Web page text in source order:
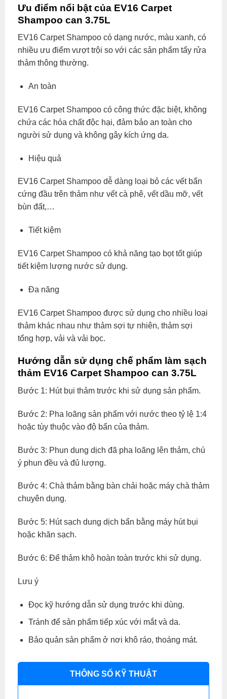
Ưu điểm nổi bật của EV16 Carpet
Shampoo can 3.75L
EV16 Carpet Shampoo có dạng nước, màu xanh, có
nhiều ưu điểm vượt trội so với các sản phẩm tẩy rửa
thảm thông thường.
An toàn
EV16 Carpet Shampoo có công thức đặc biệt, không
chứa các hóa chất độc hại, đảm bảo an toàn cho
người sử dụng và không gây kích ứng da.
Hiệu quả
EV16 Carpet Shampoo dễ dàng loại bỏ các vết bẩn
cứng đầu trên thảm như vết cà phê, vết dầu mỡ, vết
bùn đất,…
Tiết kiệm
EV16 Carpet Shampoo có khả năng tạo bọt tốt giúp
tiết kiệm lượng nước sử dụng.
Đa năng
EV16 Carpet Shampoo được sử dụng cho nhiều loại
thảm khác nhau như thảm sợi tự nhiên, thảm sợi
tổng hợp, vải và vải bọc.
Hướng dẫn sử dụng chế phẩm làm sạch
thảm EV16 Carpet Shampoo can 3.75L
Bước 1: Hút bụi thảm trước khi sử dụng sản phẩm.
Bước 2: Pha loãng sản phẩm với nước theo tỷ lệ 1:4
hoặc tùy thuộc vào độ bẩn của thảm.
Bước 3: Phun dung dịch đã pha loãng lên thảm, chú
ý phun đều và đủ lượng.
Bước 4: Chà thảm bằng bàn chải hoặc máy chà thảm
chuyên dụng.
Bước 5: Hút sạch dung dịch bẩn bằng máy hút bụi
hoặc khăn sạch.
Bước 6: Để thảm khô hoàn toàn trước khi sử dụng.
Lưu ý
Đọc kỹ hướng dẫn sử dụng trước khi dùng.
Tránh để sản phẩm tiếp xúc với mắt và da.
Bảo quản sản phẩm ở nơi khô ráo, thoáng mát.
THÔNG SỐ KỸ THUẬT